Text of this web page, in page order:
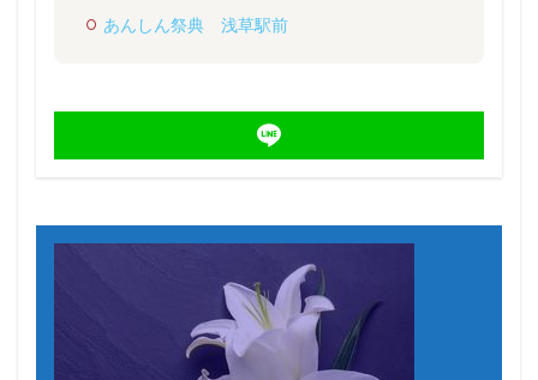
あんしん祭典 浅草駅前